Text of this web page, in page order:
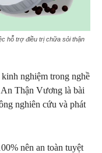
hỗ trợ điều trị chữa sỏi thận
nghiệm trong nghề
Thận Vương là bài
nghiên cứu và phát
nên an toàn tuyệt